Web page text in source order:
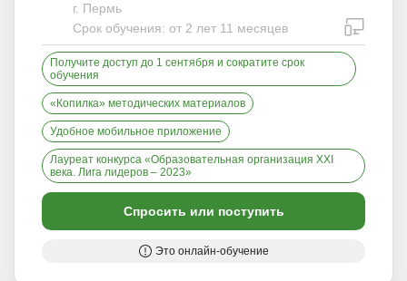
г. Пермь
Срок обучения: от 2 лет 11 месяцев
Получите доступ до 1 сентября и сократите срок
обучения
«Копилка» методических материалов
Удобное мобильное приложение
Лауреат конкурса «Образовательная организация XXI
века. Лига лидеров – 2023»
Спросить или поступить
Это онлайн-обучение